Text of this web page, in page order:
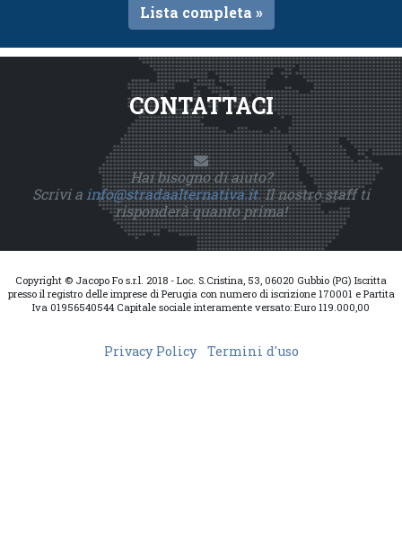
Lista completa »
CONTATTACI
Hai bisogno di aiuto?
Scrivi a info@stradaalternativa.it. Il nostro staff ti
risponderà quanto prima!
Copyright © Jacopo Fo s.r.l. 2018 - Loc. S.Cristina, 53, 06020 Gubbio (PG) Iscritta
presso il registro delle imprese di Perugia con numero di iscrizione 170001 e Partita
Iva 01956540544 Capitale sociale interamente versato: Euro 119.000,00
Privacy Policy Termini d'uso